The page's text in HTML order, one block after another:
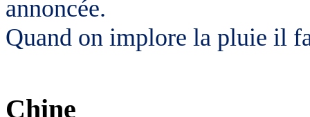
annoncée.
Quand on implore la pluie il
Chine